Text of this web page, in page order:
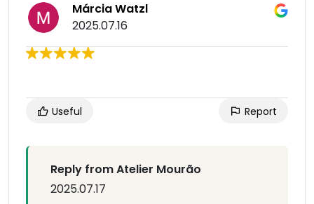
Márcia Watzl
2025.07.16
Useful Report
Reply from Atelier Mourão
2025.07.17